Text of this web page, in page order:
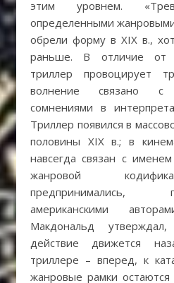
этим уровнем.
определенными
обрели форму в ХIХ в.,
раньше. В отличие от
триллер провоцирует
волнение связано с
сомнениями в
Триллер появился в
половины XIX в.; в
навсегда связан с
жанровой
американскими
Макдональд
действие движется
триллере – вперед, к
жанровые рамки